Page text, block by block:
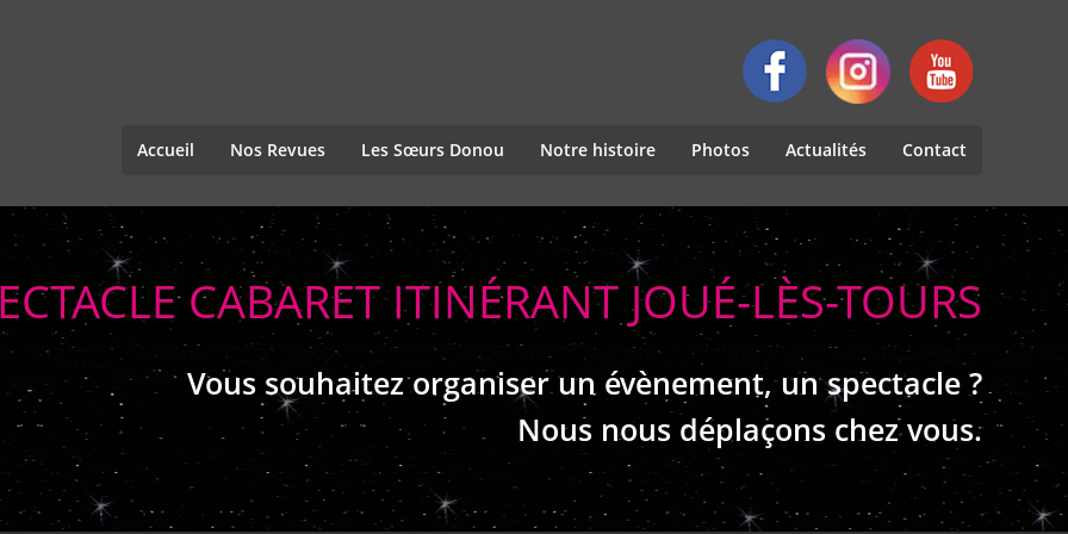
Accueil Nos Revues Les Sœurs Donou Notre histoire Photos Actualités Contact
CABARET ITINÉRANT JOUÉ-LÈS-TOURS
Vous souhaitez organiser un évènement, un spectacle ?
Nous nous déplaçons chez vous.